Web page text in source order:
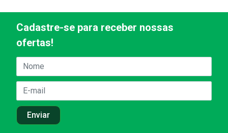
Cadastre-se para receber nossas
ofertas!